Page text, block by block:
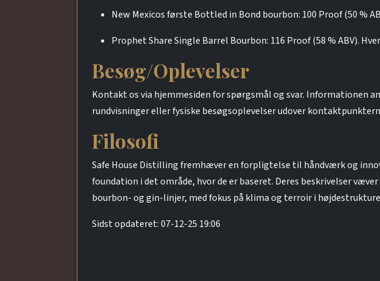
New Mexicos første Bottled in Bond bourbon: 100 Proof (50 %
Prophet Share Single Barrel Bourbon: 116 Proof (58 % ABV).
Besøg/Oplevelser
Kontakt os via hjemmesiden for spørgsmål og svar.
rundvisninger eller fysiske besøgsoplevelser udover
Filosofi
Safe House Distilling fremhæver en forpligtelse til håndværk og
foundation i det område, hvor de er baseret. Deres beskrivelser
bourbon- og gin-linjer, med fokus på klima og terroir i
Sidst opdateret: 07-12-25 19:06